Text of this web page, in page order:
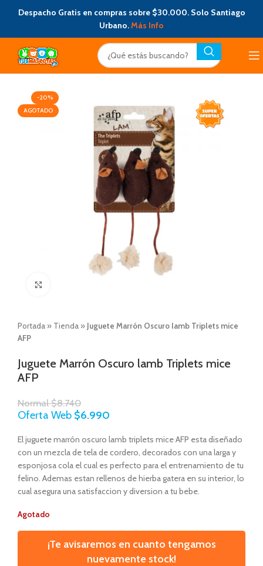
Despacho Gratis en compras sobre $30.000. Solo Santiago
Urbano.Más Info
-20%
AGOTADO
Portada » Tienda » Juguete Marrón Oscuro lamb Triplets mice
AFP
Juguete Marrón Oscuro lamb Triplets mice
AFP
Normal$8.740
Oferta Web $6.990
El juguete marrón oscuro lamb triplets mice AFP esta diseñado
con un mezcla de tela de cordero, decorados con una larga y
esponjosa cola el cual es perfecto para el entrenamiento de tu
felino. Ademas estan rellenos de hierba gatera en su interior, lo
cual asegura una satisfaccion y diversion a tu bebe.
Agotado
¡Te avisaremos en cuanto tengamos
nuevamente stock!